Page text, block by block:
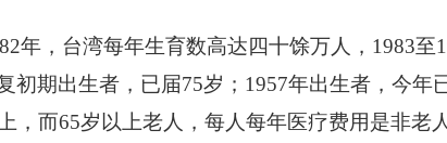
年，台湾每年生育数高达四十馀万人，1983
初期出生者，已届75岁；1957年出生者，今
，而65岁以上老人，每人每年医疗费用是非